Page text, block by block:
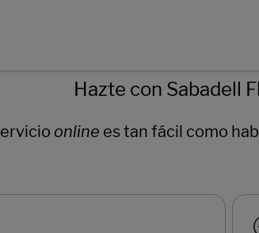
Hazte con Sabadell
online es tan fácil como